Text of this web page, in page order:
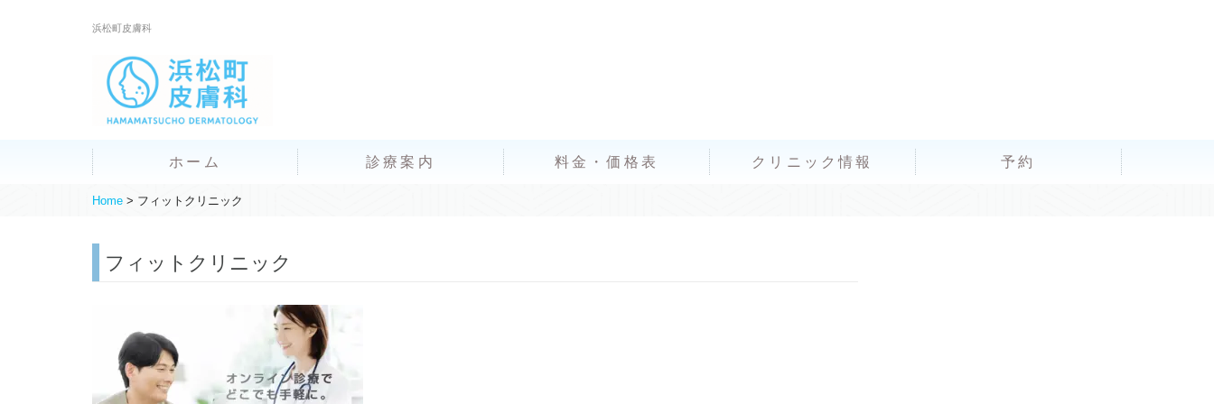
浜松町皮膚科
ホーム 診療案内 料金・価格表 クリニック情報 予約
Home > フィットクリニック
フィットクリニック